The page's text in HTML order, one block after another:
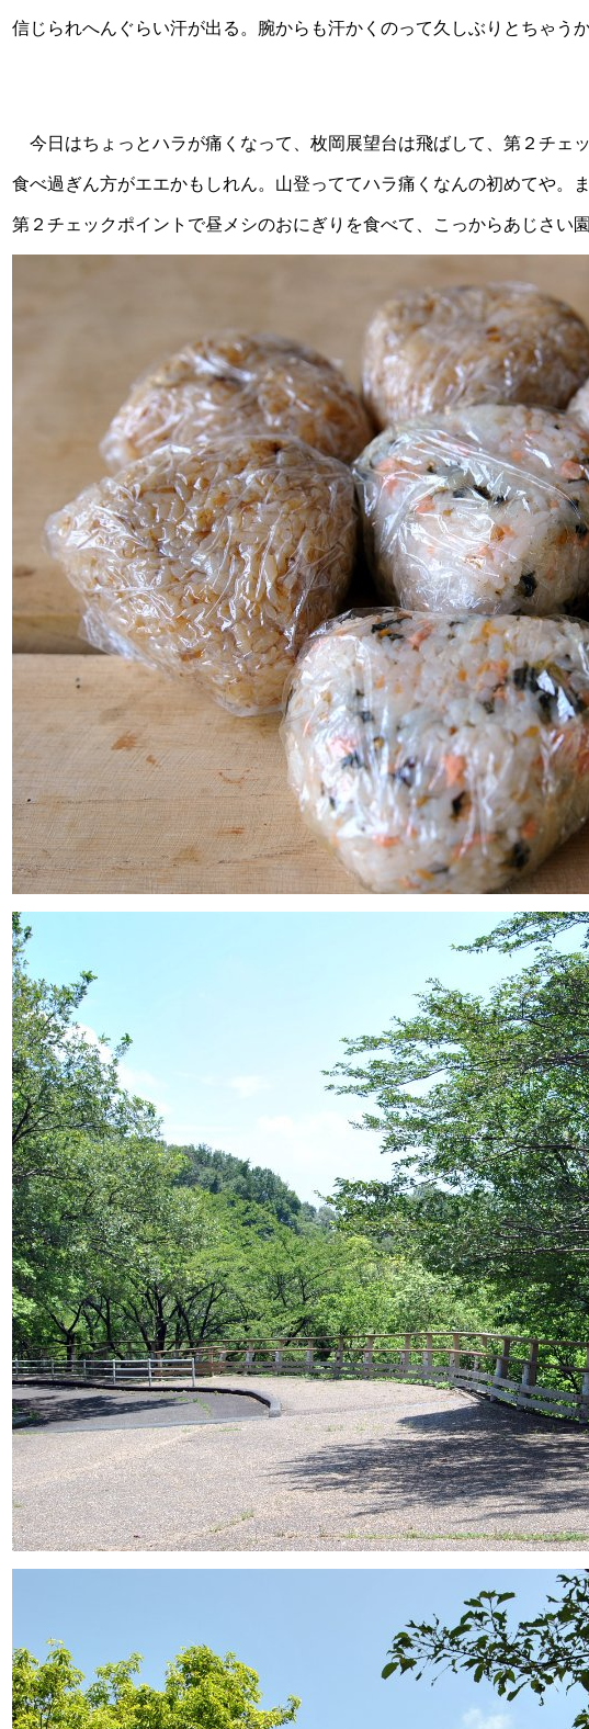
信じられへんぐらい汗が出る。腕からも汗かくのって久しぶりとちゃうか
今日はちょっとハラが痛くなって、枚岡展望台は飛ばして、第２チェ
食べ過ぎん方がエエかもしれん。山登っててハラ痛くなんの初めてや。
第２チェックポイントで昼メシのおにぎりを食べて、こっからあじさい